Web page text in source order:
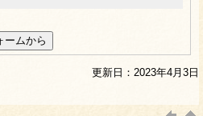
更新日：2023年4月3日